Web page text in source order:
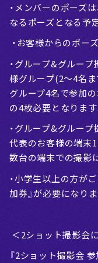
・メンバーのポーズ
なるポーズとなる予定
・お客様からのポー
・グループ&グルー
様グループ(2〜4名ま
グループ4名で参加
の4枚必要となります
・グループ&グルー
代表のお客様の端末
数台の端末での撮影
・小学生以上の方が
加券』が必要になりま
＜2ショット撮影会
『2ショット撮影会